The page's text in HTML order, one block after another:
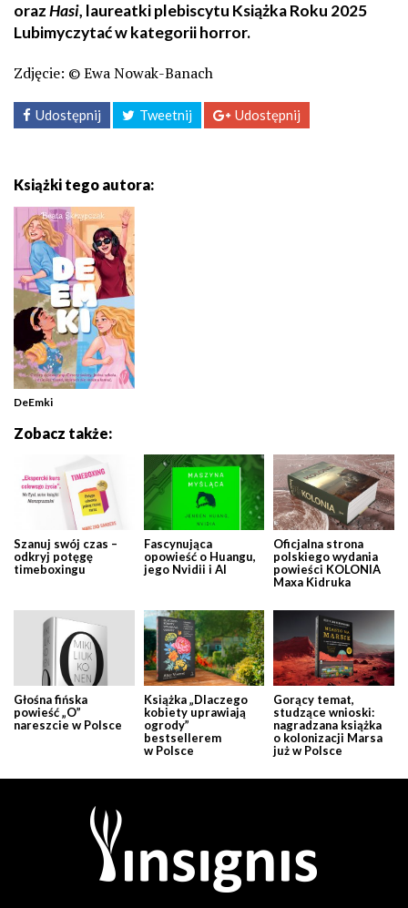
orazHasi, laureatki plebiscytu Książka Roku 2025
Lubimyczytać w kategorii horror.
Zdjęcie: © Ewa Nowak-Banach
Udostępnij Tweetnij Udostępnij
Książki tego autora:
DeEmki
Zobacz także:
Szanuj swój czas –
odkryj potęgę
timeboxingu
Fascynująca
opowieść o Huangu,
jego Nvidii i AI
Oficjalna strona
polskiego wydania
powieści KOLONIA
Maxa Kidruka
Głośna fińska
powieść „O”
nareszcie w Polsce
Książka „Dlaczego
kobiety uprawiają
ogrody”
bestsellerem
w Polsce
Gorący temat,
studzące wnioski:
nagradzana książka
o kolonizacji Marsa
już w Polsce